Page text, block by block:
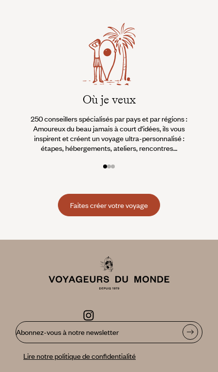
Où je veux
250 conseillers spécialisés par pays et par régions :
Amoureux du beau jamais à court d’idées, ils vous
inspirent et créent un voyage ultra-personnalisé :
étapes, hébergements, ateliers, rencontres…
Faites créer votre voyage
Abonnez-vous à notre newsletter
Lire notre politique de confidentialité